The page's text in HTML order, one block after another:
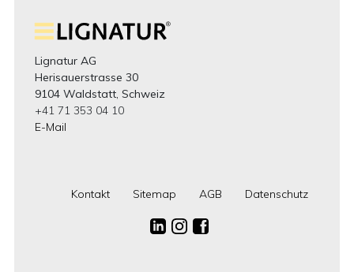
Lignatur AG
Herisauerstrasse 30
9104 Waldstatt, Schweiz
+41 71 353 04 10
E-Mail
Kontakt Sitemap AGB Datenschutz